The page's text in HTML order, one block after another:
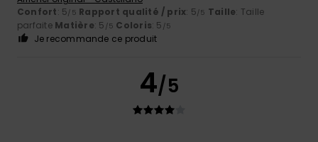
Confort: 5/5 Rapport qualité / prix: 5/5 Taille: Taille
parfaite Matière: 5 /5 Coloris: 5 /5
Je recommande ce produit
4/5